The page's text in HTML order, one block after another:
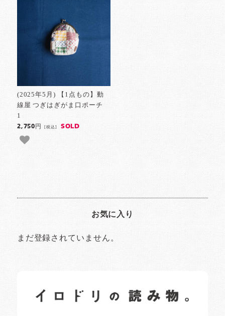
(2025年5月) 【1点もの】動
線屋 つぎはぎがま口ポーチ
1
2,750円[税込] SOLD
お気に入り
まだ登録されていません。
日常の様子など随時更新中です。